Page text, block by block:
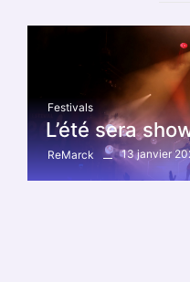
Festivals
L’été sera
ReMarck 13 janvier